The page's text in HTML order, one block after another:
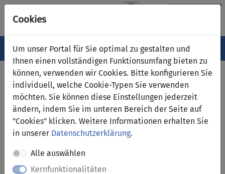
Cookies
Um unser Portal für Sie optimal zu gestalten und
Ihnen einen vollständigen Funktionsumfang bieten zu
können, verwenden wir Cookies. Bitte konfigurieren Sie
individuell, welche Cookie-Typen Sie verwenden
möchten. Sie können diese Einstellungen jederzeit
ändern, indem Sie im unteren Bereich der Seite auf
"Cookies" klicken. Weitere Informationen erhalten Sie
in unserer Datenschutzerklärung.
Alle auswählen
Kernfunktionalitäten
Navigation ein-/ausblenden
Menü
Serviceübersicht
zurück
Services A bis Z